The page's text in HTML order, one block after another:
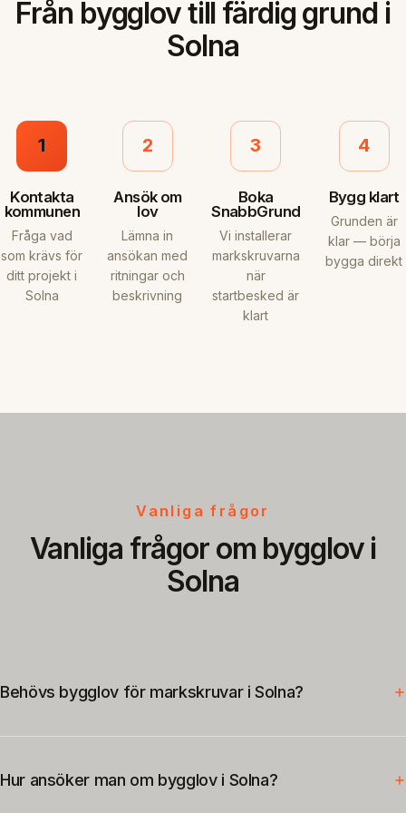
Från bygglov till färdig grund i
Solna
1
Kontakta
kommunen
Fråga vad
som krävs för
ditt projekt i
Solna
2
Ansök om
lov
Lämna in
ansökan med
ritningar och
beskrivning
3
Boka
SnabbGrund
Vi installerar
markskruvarna
när
startbesked är
klart
4
Bygg klart
Grunden är
klar — börja
bygga direkt
Vanliga frågor
Vanliga frågor om bygglov i
Solna
Behövs bygglov för markskruvar i Solna?
Hur ansöker man om bygglov i Solna?